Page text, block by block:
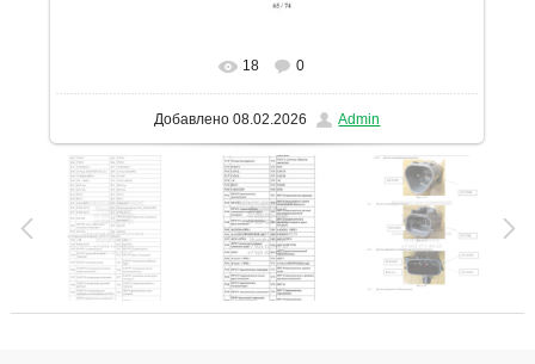
В реальном размере 1131x1600
18 0
Добавлено 08.02.2026 Admin